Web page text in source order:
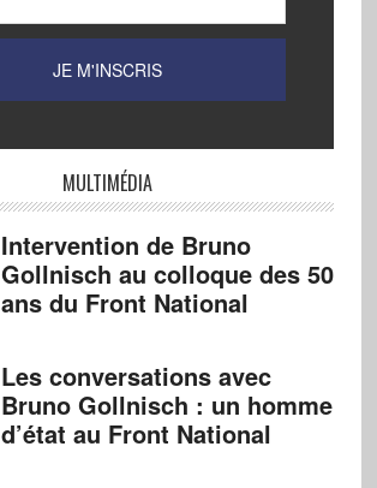
MULTIMÉDIA
Intervention de Bruno
Gollnisch au colloque des 50
ans du Front National
Les conversations avec
Bruno Gollnisch : un homme
d’état au Front National